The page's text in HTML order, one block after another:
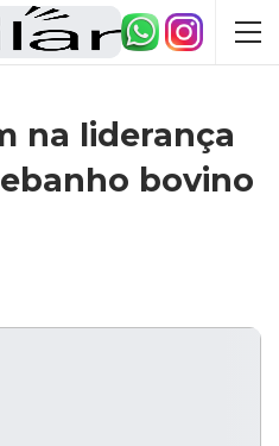
na liderança
bovino